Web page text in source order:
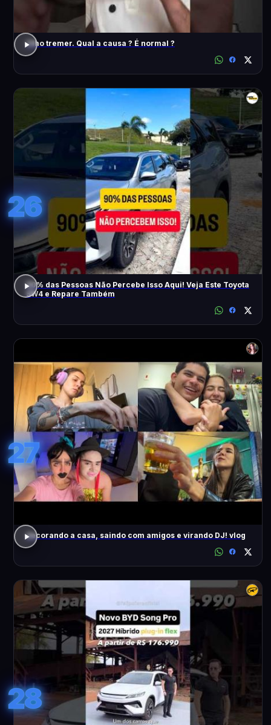
Olho tremer. Qual a causa ? É normal ?
26
90% das Pessoas Não Percebe Isso Aqui! Veja Este Toyota
SW4 e Repare Também
27
decorando a casa, saindo com amigos e virando DJ! vlog
28